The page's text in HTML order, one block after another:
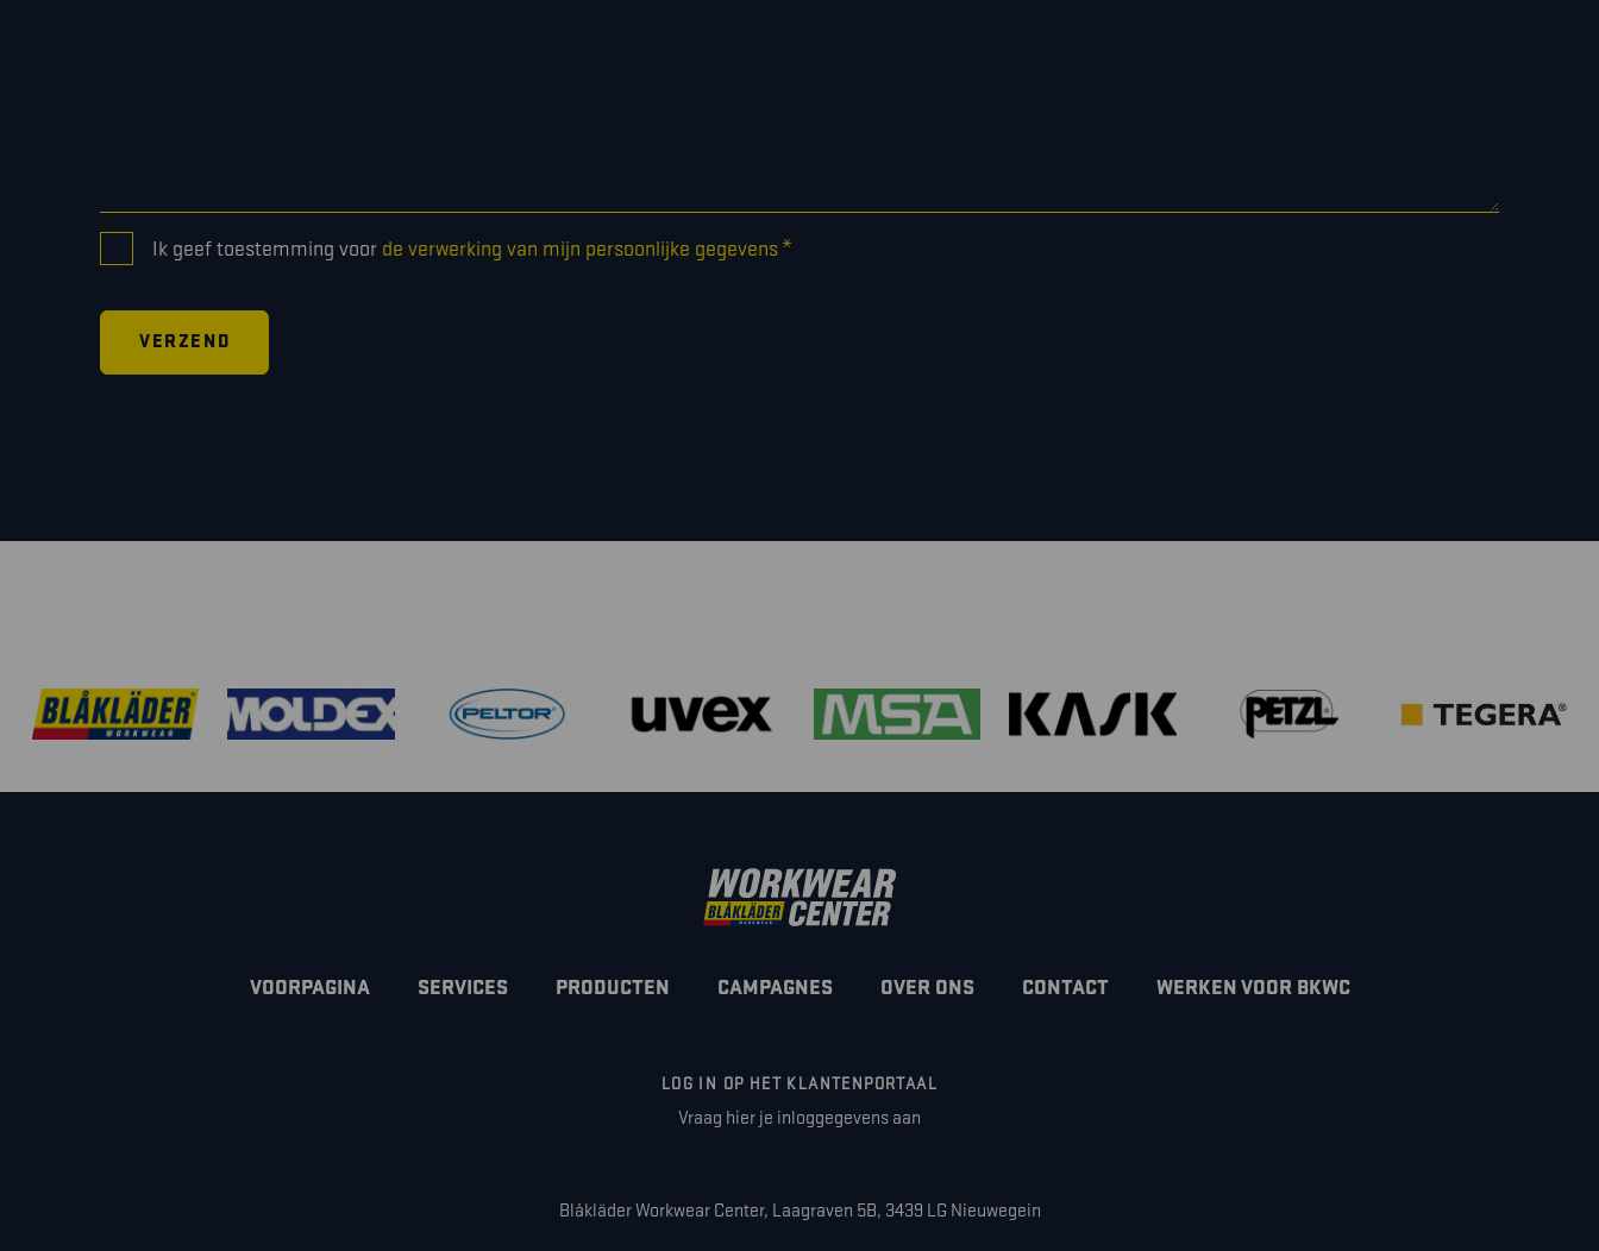
CONSENT
*
Ik geef toestemming voor de verwerking van mijn persoonlijke gegevens*
VOORPAGINA SERVICES PRODUCTEN CAMPAGNES OVER ONS CONTACT WERKEN VOOR BKWC
LOG IN OP HET KLANTENPORTAAL
Vraag hier je inloggegevens aan
Blåkläder Workwear Center, Laagraven 5B, 3439 LG Nieuwegein